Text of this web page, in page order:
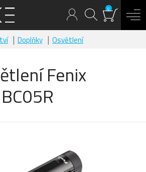
0
Doplňky Osvětlení
Fenix